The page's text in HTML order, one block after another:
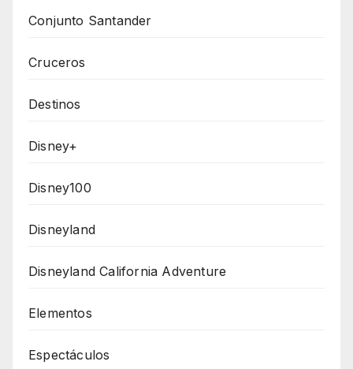
Conjunto Santander
Cruceros
Destinos
Disney+
Disney100
Disneyland
Disneyland California Adventure
Elementos
Espectáculos